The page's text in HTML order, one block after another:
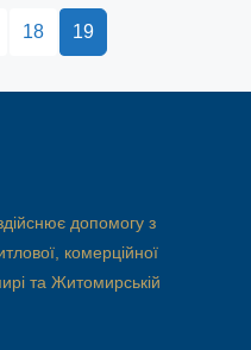
18 19
допомогу з
комерційної
та Житомирській